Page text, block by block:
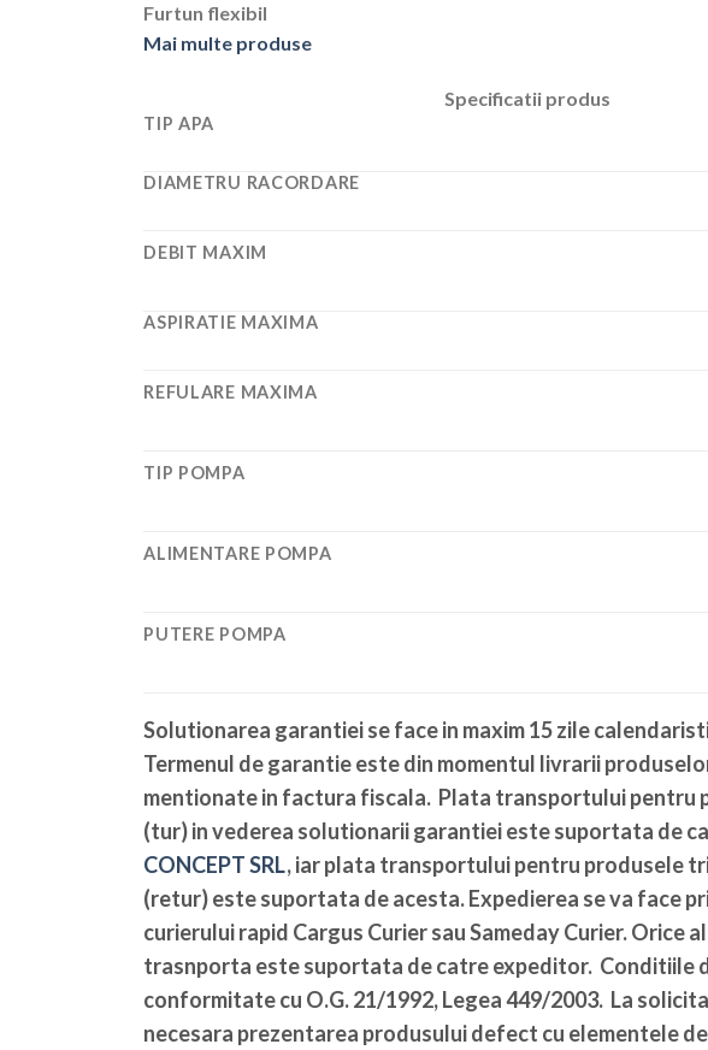
Furtun flexibil
Mai multe produse
Specificatii produs
TIP APA
DIAMETRU RACORDARE
DEBIT MAXIM
ASPIRATIE MAXIMA
REFULARE MAXIMA
TIP POMPA
ALIMENTARE POMPA
PUTERE POMPA
Solutionarea garantiei se face in maxim 15 zile
Termenul de garantie este din momentul livrarii
mentionate in factura fiscala. Plata transportului pentru
(tur) in vederea solutionarii garantiei este suportata de
CONCEPT SRL, iar plata transportului pentru produsele
(retur) este suportata de acesta. Expedierea se va face
curierului rapid Cargus Curier sau Sameday Curier. Orice
trasnporta este suportata de catre expeditor. Conditiile
conformitate cu O.G. 21/1992, Legea 449/2003. La
necesara prezentarea produsului defect cu elementele